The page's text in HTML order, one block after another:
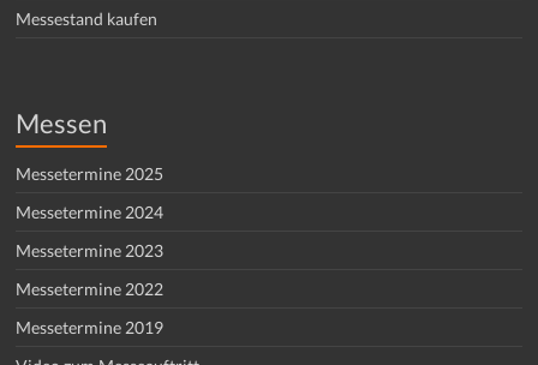
Messestand kaufen
Messen
Messetermine 2025
Messetermine 2024
Messetermine 2023
Messetermine 2022
Messetermine 2019